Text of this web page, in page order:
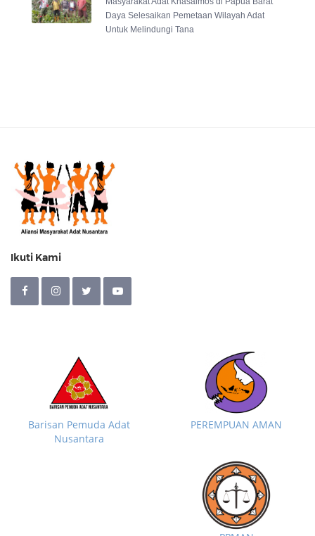
Daya Selesaikan Pemetaan Wilayah Adat
Untuk Melindungi Tana
Ikuti Kami
Barisan Pemuda Adat
Nusantara
PEREMPUAN AMAN